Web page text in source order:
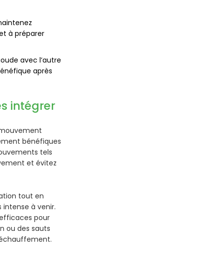
à préparer
avec l’autre
après
intégrer
bénéfiques
tels
et évitez
tout en
à venir.
pour
ou des sauts